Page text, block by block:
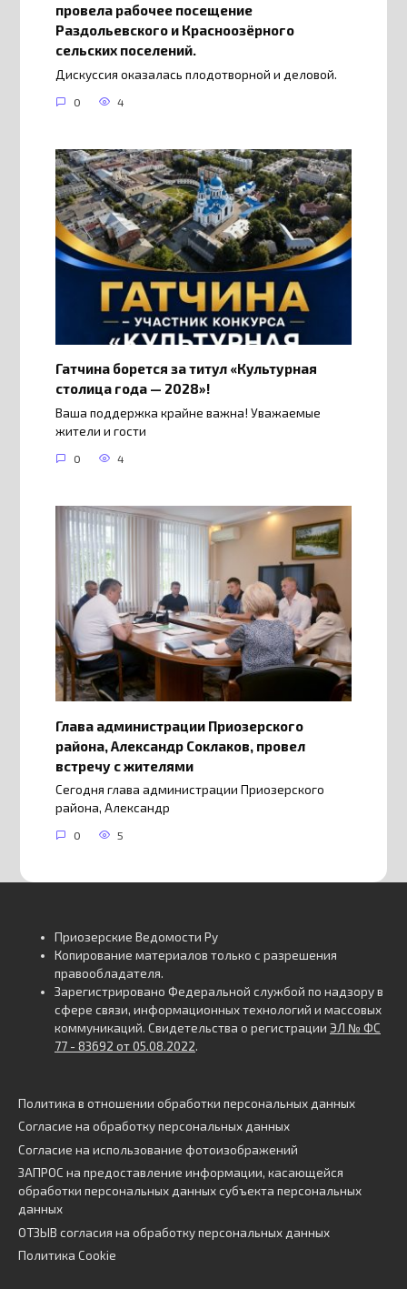
провела рабочее посещение
Раздольевского и Красноозёрного
сельских поселений.
Дискуссия оказалась плодотворной и деловой.
0 4
Гатчина борется за титул «Культурная
столица года — 2028»!
Ваша поддержка крайне важна! Уважаемые
жители и гости
0 4
Глава администрации Приозерского
района, Александр Соклаков, провел
встречу с жителями
Сегодня глава администрации Приозерского
района, Александр
0 5
Приозерские Ведомости Ру
Копирование материалов только с разрешения
правообладателя.
Зарегистрировано Федеральной службой по надзору в
сфере связи, информационных технологий и массовых
коммуникаций. Свидетельства о регистрации ЭЛ № ФС
77 - 83692 от 05.08.2022.
Политика в отношении обработки персональных данных
Согласие на обработку персональных данных
Согласие на использование фотоизображений
ЗАПРОС на предоставление информации, касающейся
обработки персональных данных субъекта персональных
данных
ОТЗЫВ согласия на обработку персональных данных
Политика Cookie